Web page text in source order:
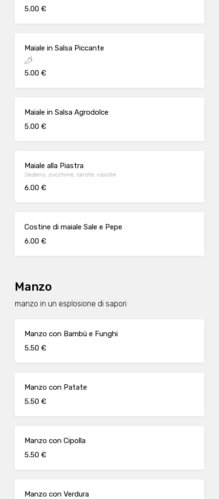
5.00 €
Maiale in Salsa Piccante
5.00 €
Maiale in Salsa Agrodolce
5.00 €
Maiale alla Piastra
Sedano, zucchine, carote, cipolle
6.00 €
Costine di maiale Sale e Pepe
6.00 €
Manzo
manzo in un esplosione di sapori
Manzo con Bambù e Funghi
5.50 €
Manzo con Patate
5.50 €
Manzo con Cipolla
5.50 €
Manzo con Verdura